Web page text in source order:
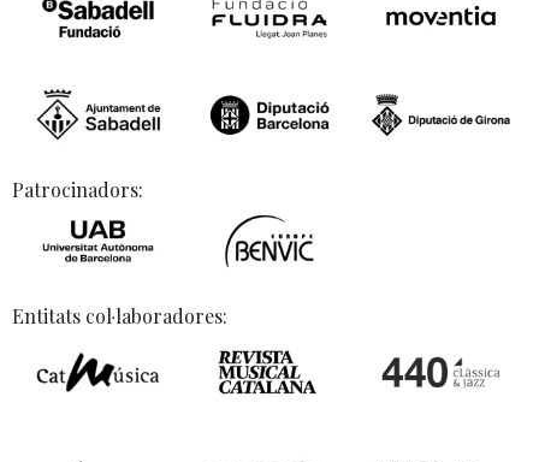
Patrocinadors:
Entitats col·laboradores: